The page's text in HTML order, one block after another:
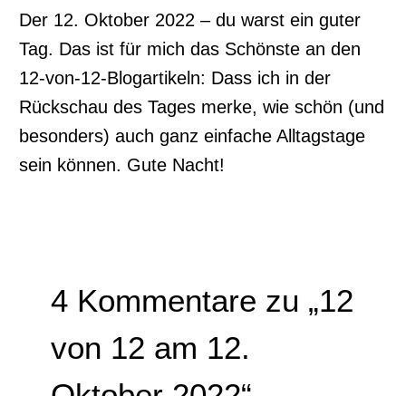
Der 12. Oktober 2022 – du warst ein guter
Tag. Das ist für mich das Schönste an den
12-von-12-Blogartikeln: Dass ich in der
Rückschau des Tages merke, wie schön (und
besonders) auch ganz einfache Alltagstage
sein können. Gute Nacht!
4 Kommentare zu „12
von 12 am 12.